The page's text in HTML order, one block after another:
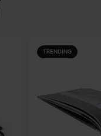
TRENDING